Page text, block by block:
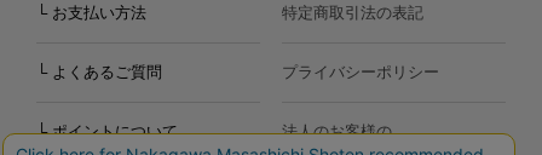
└ お支払い方法
└ よくあるご質問
└ ポイントについて
特定商取引法の表記
プライバシーポリシー
法人のお客様の